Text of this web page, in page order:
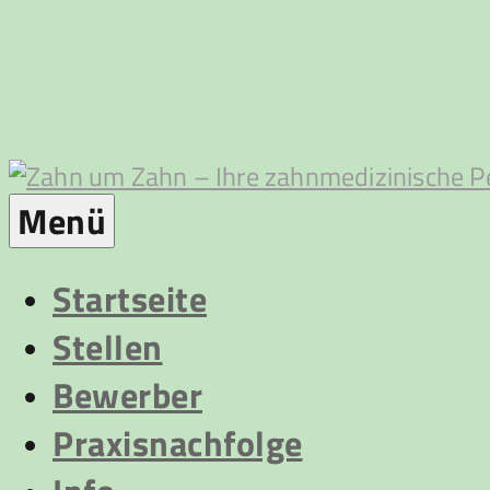
Zahn
um
Zahn
Menü
Startseite
Stellen
Bewerber
Praxisnachfolge